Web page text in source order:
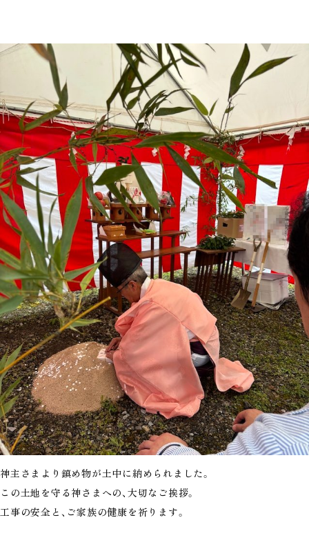
神主さまより鎮め物が土中に納められました。
この土地を守る神さまへの、大切なご挨拶。
工事の安全と、ご家族の健康を祈ります。